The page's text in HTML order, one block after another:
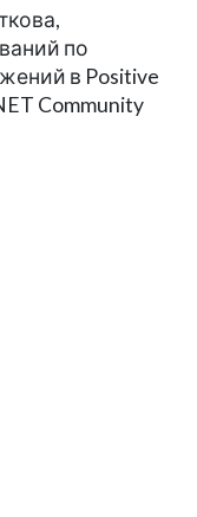
по
в Positive
Community